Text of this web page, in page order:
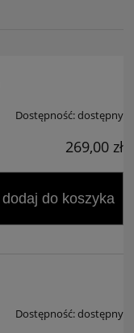
Dostępność:dostępny
269,00 zł
dodaj do koszyka
Dostępność:dostępny